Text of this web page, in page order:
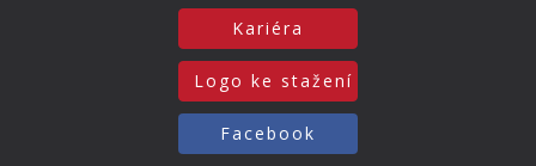
Kariéra
Logo ke stažení
Facebook